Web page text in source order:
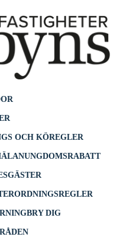
OCH KÖREGLER
UNGDOMSRABATT
ORDNINGSREGLER
BRY DIG